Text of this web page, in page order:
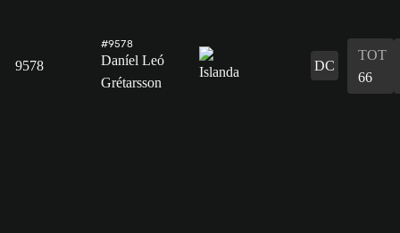
9578
#9578
Daníel Leó
Grétarsson
DC
TOT
66